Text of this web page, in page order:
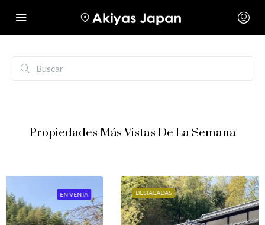
Propiedades Más Vistas De La Semana
EN VENTA OFERTA ESPECIAL NUEVAS